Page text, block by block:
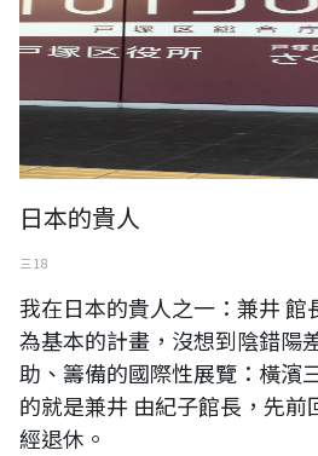
日本的貴人
三 18
我在日本的貴人之一：兼井 館
為基本的計畫，沒想到陰錯陽
助、籌備的國際性展覽：橫濱
的就是兼井 由紀子館長，先前
經退休。